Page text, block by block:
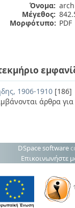
Όνομα:
Μέγεθος:
Μορφότυπο: PDF
1906-1910 [186]
άρθρα
DSpace software
Επικοινωνήστε